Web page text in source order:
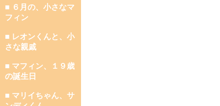
■ ６月の、小さなマ
フィン
■ レオンくんと、小
さな親戚
■ マフィン、１９歳
の誕生日
■ マリイちゃん、サ